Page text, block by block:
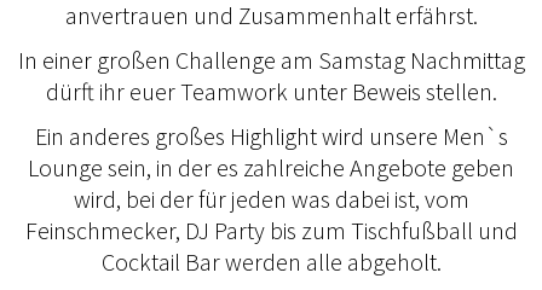
anvertrauen und Zusammenhalt erfährst.
In einer großen Challenge am Samstag Nachmittag
dürft ihr euer Teamwork unter Beweis stellen.
Ein anderes großes Highlight wird unsere Men`s
Lounge sein, in der es zahlreiche Angebote geben
wird, bei der für jeden was dabei ist, vom
Feinschmecker, DJ Party bis zum Tischfußball und
Cocktail Bar werden alle abgeholt.